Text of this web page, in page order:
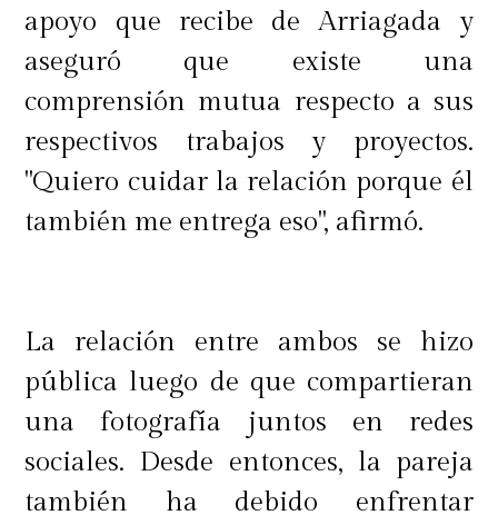
apoyo que recibe de Arriagada y
aseguró que existe una
comprensión mutua respecto a sus
respectivos trabajos y proyectos.
"Quiero cuidar la relación porque él
también me entrega eso", afirmó.
La relación entre ambos se hizo
pública luego de que compartieran
una fotografía juntos en redes
sociales. Desde entonces, la pareja
también ha debido enfrentar